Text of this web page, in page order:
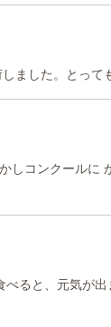
ました。とって
しコンクールに
ると、元気が